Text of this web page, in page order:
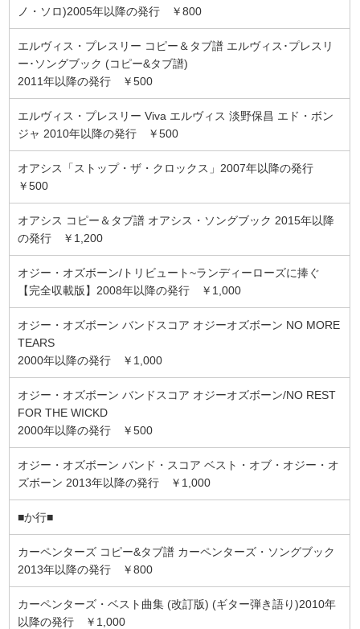
ノ・ソロ)2005年以降の発行 ￥800
エルヴィス・プレスリー コピー＆タブ譜 エルヴィス･プレスリ
ー･ソングブック (コピー&タブ譜)
2011年以降の発行 ￥500
エルヴィス・プレスリー Viva エルヴィス 淡野保昌 エド・ボン
ジャ 2010年以降の発行 ￥500
オアシス「ストップ・ザ・クロックス」2007年以降の発行
￥500
オアシス コピー＆タブ譜 オアシス・ソングブック 2015年以降
の発行 ￥1,200
オジー・オズボーン/トリビュート~ランディーローズに捧ぐ
【完全収載版】2008年以降の発行 ￥1,000
オジー・オズボーン バンドスコア オジーオズボーン NO MORE
TEARS
2000年以降の発行 ￥1,000
オジー・オズボーン バンドスコア オジーオズボーン/NO REST
FOR THE WICKD
2000年以降の発行 ￥500
オジー・オズボーン バンド・スコア ベスト・オブ・オジー・オ
ズボーン 2013年以降の発行 ￥1,000
■か行■
カーペンターズ コピー&タブ譜 カーペンターズ・ソングブック
2013年以降の発行 ￥800
カーペンターズ・ベスト曲集 (改訂版) (ギター弾き語り)2010年
以降の発行 ￥1,000